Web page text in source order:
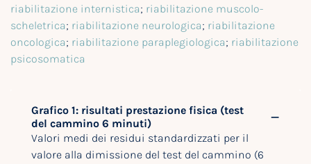
riabilitazione internistica; riabilitazione muscolo-
scheletrica; riabilitazione neurologica; riabilitazione
oncologica; riabilitazione paraplegiologica; riabilitazione
psicosomatica
Grafico 1: risultati prestazione fisica (test
del cammino 6 minuti)
Valori medi dei residui standardizzati per il
valore alla dimissione del test del cammino (6